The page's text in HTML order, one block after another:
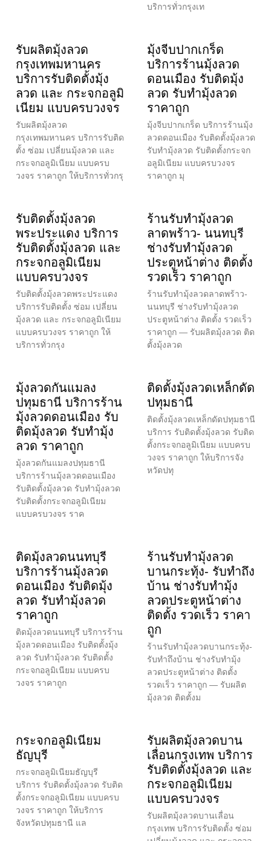
บริการทั่วกรุงเท
รับผลิตมุ้งลวด
กรุงเทพมหานคร
บริการรับติดตั้งมุ้ง
ลวด และ กระจกอลูมิ
เนียม แบบครบวงจร
รับผลิตมุ้งลวด
กรุงเทพมหานคร บริการรับติด
ตั้ง ซ่อม เปลี่ยนมุ้งลวด และ
กระจกอลูมิเนียม แบบครบ
วงจร ราคาถูก ให้บริการทั่วกรุ
มุ้งจีบปากเกร็ด
บริการร้านมุ้งลวด
ดอนเมือง รับติดมุ้ง
ลวด รับทำมุ้งลวด
ราคาถูก
มุ้งจีบปากเกร็ด บริการร้านมุ้ง
ลวดดอนเมือง รับติดตั้งมุ้งลวด
รับทำมุ้งลวด รับติดตั้งกระจก
อลูมิเนียม แบบครบวงจร
ราคาถูก มุ
รับติดตั้งมุ้งลวด
พระประแดง บริการ
รับติดตั้งมุ้งลวด และ
กระจกอลูมิเนียม
แบบครบวงจร
รับติดตั้งมุ้งลวดพระประแดง
บริการรับติดตั้ง ซ่อม เปลี่ยน
มุ้งลวด และ กระจกอลูมิเนียม
แบบครบวงจร ราคาถูก ให้
บริการทั่วกรุง
ร้านรับทำมุ้งลวด
ลาดพร้าว- นนทบุรี
ช่างรับทำมุ้งลวด
ประตูหน้าต่าง ติดตั้ง
รวดเร็ว ราคาถูก
ร้านรับทำมุ้งลวดลาดพร้าว-
นนทบุรี ช่างรับทำมุ้งลวด
ประตูหน้าต่าง ติดตั้ง รวดเร็ว
ราคาถูก — รับผลิตมุ้งลวด ติด
ตั้งมุ้งลวด
มุ้งลวดกันแมลง
ปทุมธานี บริการร้าน
มุ้งลวดดอนเมือง รับ
ติดมุ้งลวด รับทำมุ้ง
ลวด ราคาถูก
มุ้งลวดกันแมลงปทุมธานี
บริการร้านมุ้งลวดดอนเมือง
รับติดตั้งมุ้งลวด รับทำมุ้งลวด
รับติดตั้งกระจกอลูมิเนียม
แบบครบวงจร ราค
ติดตั้งมุ้งลวดเหล็กดัด
ปทุมธานี
ติดตั้งมุ้งลวดเหล็กดัดปทุมธานี
บริการ รับติดตั้งมุ้งลวด รับติด
ตั้งกระจกอลูมิเนียม แบบครบ
วงจร ราคาถูก ให้บริการจัง
หวัดปทุ
ติดมุ้งลวดนนทบุรี
บริการร้านมุ้งลวด
ดอนเมือง รับติดมุ้ง
ลวด รับทำมุ้งลวด
ราคาถูก
ติดมุ้งลวดนนทบุรี บริการร้าน
มุ้งลวดดอนเมือง รับติดตั้งมุ้ง
ลวด รับทำมุ้งลวด รับติดตั้ง
กระจกอลูมิเนียม แบบครบ
วงจร ราคาถูก
ร้านรับทำมุ้งลวด
บานกระทุ้ง- รับทำถึง
บ้าน ช่างรับทำมุ้ง
ลวดประตูหน้าต่าง
ติดตั้ง รวดเร็ว ราคา
ถูก
ร้านรับทำมุ้งลวดบานกระทุ้ง-
รับทำถึงบ้าน ช่างรับทำมุ้ง
ลวดประตูหน้าต่าง ติดตั้ง
รวดเร็ว ราคาถูก — รับผลิต
มุ้งลวด ติดตั้งม
กระจกอลูมิเนียม
ธัญบุรี
กระจกอลูมิเนียมธัญบุรี
บริการ รับติดตั้งมุ้งลวด รับติด
ตั้งกระจกอลูมิเนียม แบบครบ
วงจร ราคาถูก ให้บริการ
จังหวัดปทุมธานี แล
รับผลิตมุ้งลวดบาน
เลื่อนกรุงเทพ บริการ
รับติดตั้งมุ้งลวด และ
กระจกอลูมิเนียม
แบบครบวงจร
รับผลิตมุ้งลวดบานเลื่อน
กรุงเทพ บริการรับติดตั้ง ซ่อม